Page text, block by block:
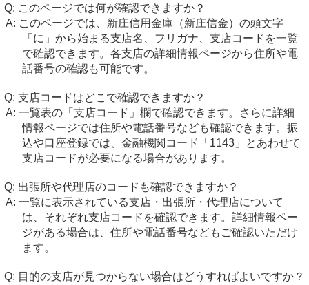
このページでは何が確認できますか？
このページでは、新庄信用金庫（新庄信金）の頭文字
「に」から始まる支店名、フリガナ、支店コードを一覧
で確認できます。各支店の詳細情報ページから住所や電
話番号の確認も可能です。
支店コードはどこで確認できますか？
一覧表の「支店コード」欄で確認できます。さらに詳細
情報ページでは住所や電話番号なども確認できます。振
込や口座登録では、金融機関コード「1143」とあわせて
支店コードが必要になる場合があります。
出張所や代理店のコードも確認できますか？
一覧に表示されている支店・出張所・代理店について
は、それぞれ支店コードを確認できます。詳細情報ペー
ジがある場合は、住所や電話番号などもご確認いただけ
ます。
目的の支店が見つからない場合はどうすればよいですか？